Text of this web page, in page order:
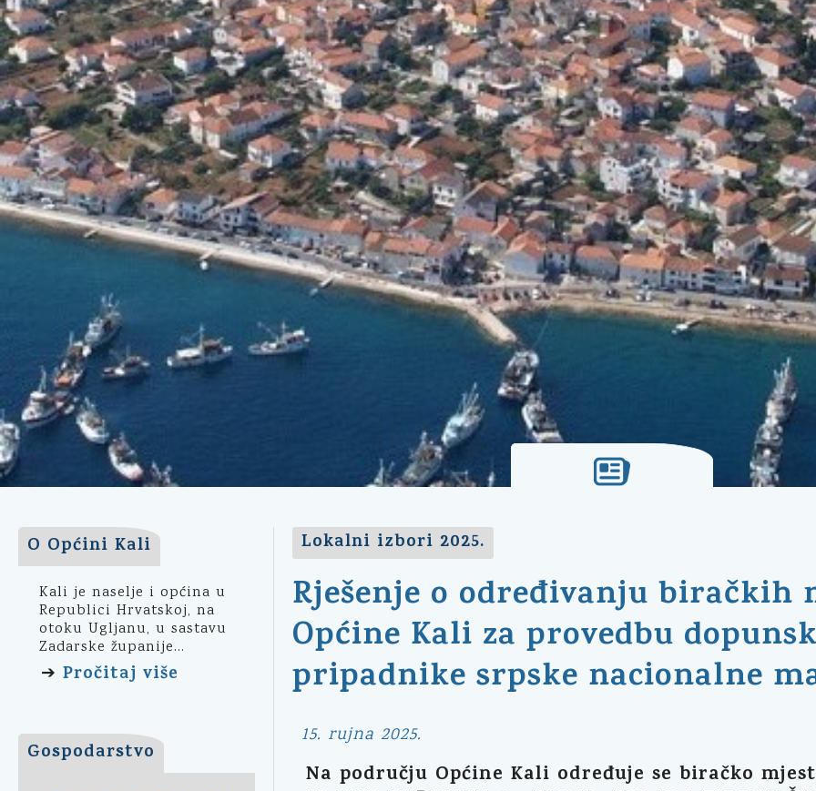
O Općini Kali
Kali je naselje i općina u
Republici Hrvatskoj, na
otoku Ugljanu, u sastavu
Zadarske županije...
➔ Pročitaj više
Gospodarstvo
Lokalni izbori 2025.
Rješenje o određivanju biračkih
Općine Kali za provedbu
pripadnike srpske nacionalne
15. rujna 2025.
Na području Općine Kali određuje se biračko